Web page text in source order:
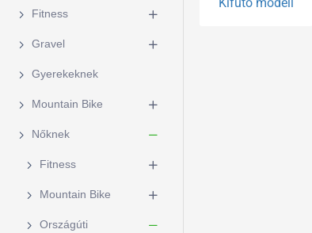
Fitness
Gravel
Gyerekeknek
Mountain Bike
Nőknek
Fitness
Mountain Bike
Országúti
Kifutó modell